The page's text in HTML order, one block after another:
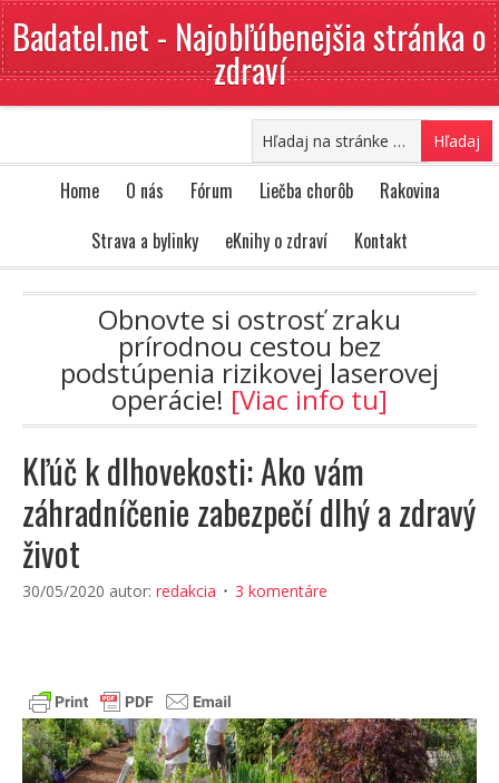
Badatel.net - Najobľúbenejšia stránka o
zdraví
Home O nás Fórum Liečba chorôb
Rakovina
Strava a bylinky
eKnihy o zdraví Kontakt
Obnovte si ostrosť zraku
prírodnou cestou bez
podstúpenia rizikovej laserovej
operácie! [Viac info tu]
Kľúč k dlhovekosti: Ako vám
záhradníčenie zabezpečí dlhý a zdravý
život
30/05/2020 autor: redakcia 3 komentáre